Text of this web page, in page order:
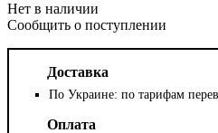
Сообщить о поступлении
Доставка
По Украине: по тарифам
Оплата